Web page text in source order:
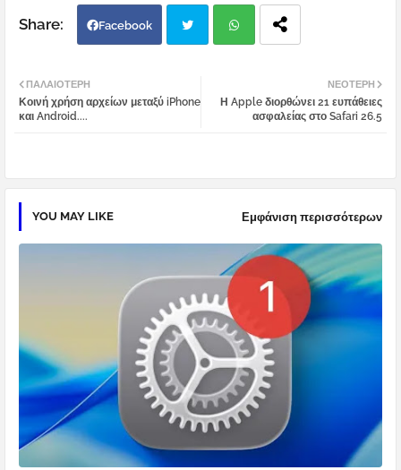
Facebook
tter atsa
ΝΕΌΤΕΡΗ
Η Apple διορθώνει 21 ευπάθειες
ασφαλείας στο Safari 26.5
ΠΑΛΑΙΌΤΕΡΗ
Κοινή χρήση αρχείων μεταξύ iPhone
και Android....
YOU MAY LIKE Εμφάνιση περισσότερων